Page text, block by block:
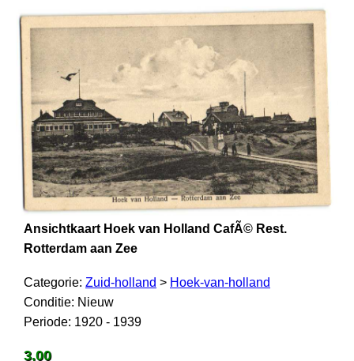
Ansichtkaart Hoek van Holland CafÃ© Rest.
Rotterdam aan Zee
Categorie: Zuid-holland > Hoek-van-holland
Conditie: Nieuw
Periode: 1920 - 1939
3,00